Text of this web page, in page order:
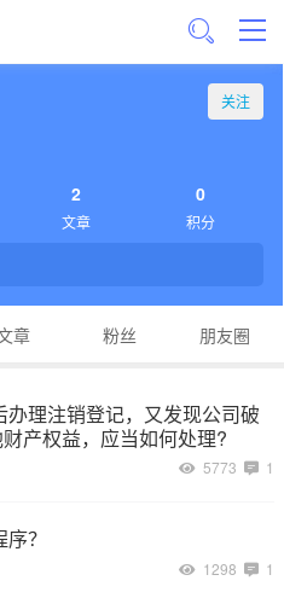
关注
2
文章
0
积分
章 粉丝 朋友圈
理注销登记，又发现公司破
产权益，应当如何处理?
5773 1
？
1298 1